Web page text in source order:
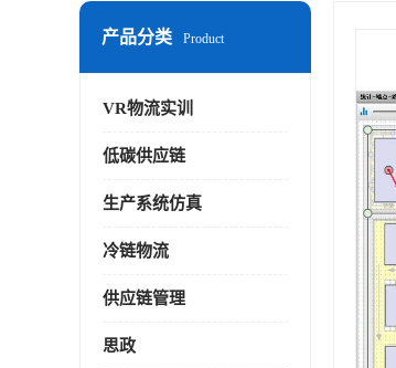
产品分类 Product
VR物流实训
低碳供应链
生产系统仿真
冷链物流
供应链管理
思政